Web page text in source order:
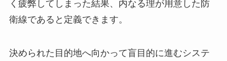
く疲弊してしまった結果、内なる理が用意した防
衛線であると定義できます。
決められた目的地へ向かって盲目的に進むシステ